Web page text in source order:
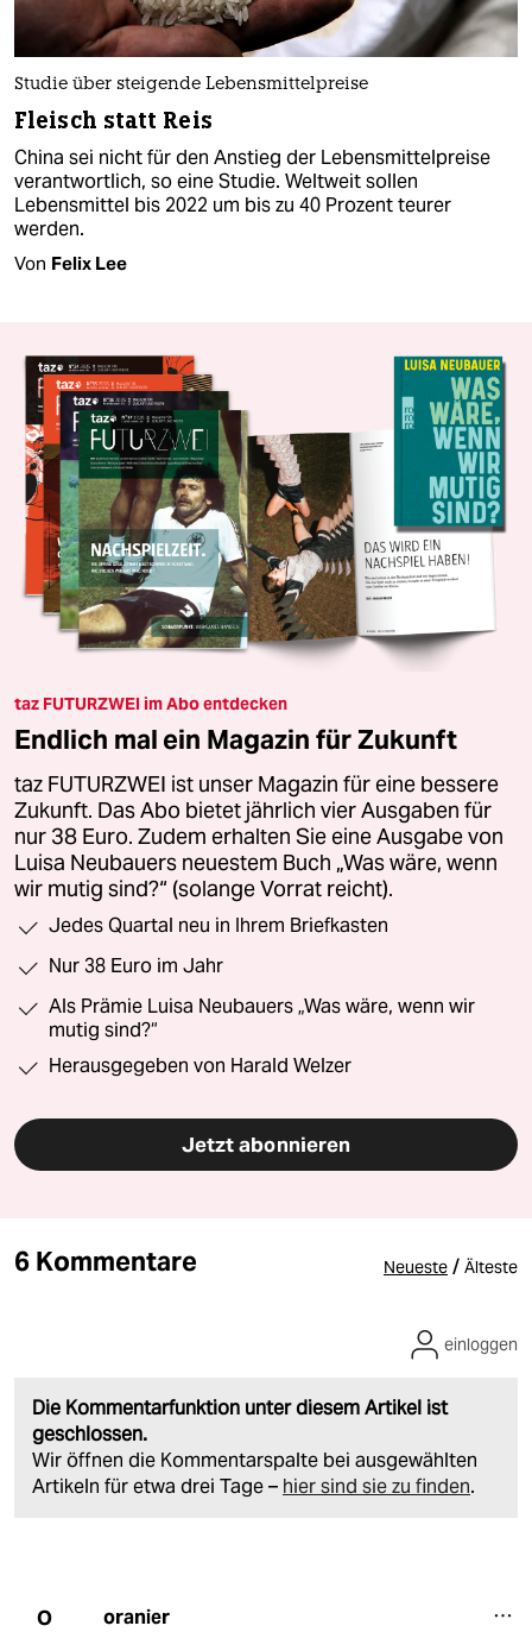
Studie über steigende Lebensmittelpreise
Fleisch statt Reis
China sei nicht für den Anstieg der Lebensmittelpreise
verantwortlich, so eine Studie. Weltweit sollen
Lebensmittel bis 2022 um bis zu 40 Prozent teurer
werden.
Von Felix Lee
taz FUTURZWEI im Abo entdecken
Endlich mal ein Magazin für Zukunft
taz FUTURZWEI ist unser Magazin für eine bessere
Zukunft. Das Abo bietet jährlich vier Ausgaben für
nur 38 Euro. Zudem erhalten Sie eine Ausgabe von
Luisa Neubauers neuestem Buch „Was wäre, wenn
wir mutig sind?“ (solange Vorrat reicht).
Jedes Quartal neu in Ihrem Briefkasten
Nur 38 Euro im Jahr
Als Prämie Luisa Neubauers „Was wäre, wenn wir
mutig sind?“
Herausgegeben von Harald Welzer
Jetzt abonnieren
6 Kommentare Neueste / Älteste
Die Kommentarfunktion unter diesem Artikel ist
geschlossen.
Wir öffnen die Kommentarspalte bei ausgewählten
Artikeln für etwa drei Tage – hier sind sie zu finden.
einloggen
O oranier